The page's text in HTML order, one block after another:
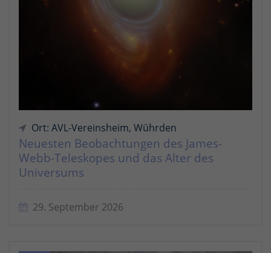
Ort: AVL-Vereinsheim, Wührden
Neuesten Beobachtungen des James-
Webb-Teleskopes und das Alter des
Universums
29. September 2026